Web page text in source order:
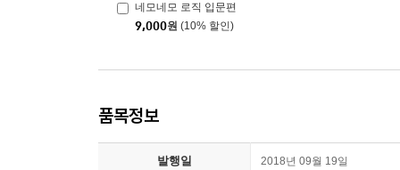
네모네모 로직 입문편
9,000원 (10% 할인)
품목정보
발행일 2018년 09월 19일